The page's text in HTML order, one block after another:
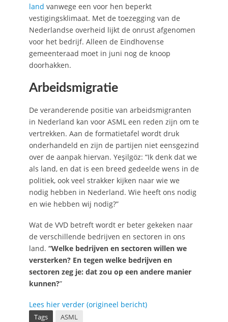
land vanwege een voor hen beperkt
vestigingsklimaat. Met de toezegging van de
Nederlandse overheid lijkt de onrust afgenomen
voor het bedrijf. Alleen de Eindhovense
gemeenteraad moet in juni nog de knoop
doorhakken.
Arbeidsmigratie
De veranderende positie van arbeidsmigranten
in Nederland kan voor ASML een reden zijn om te
vertrekken. Aan de formatietafel wordt druk
onderhandeld en zijn de partijen niet eensgezind
over de aanpak hiervan. Yeşilgöz: “Ik denk dat we
als land, en dat is een breed gedeelde wens in de
politiek, ook veel strakker kijken naar wie we
nodig hebben in Nederland. Wie heeft ons nodig
en wie hebben wij nodig?”
Wat de VVD betreft wordt er beter gekeken naar
de verschillende bedrijven en sectoren in ons
land. “Welke bedrijven en sectoren willen we
versterken? En tegen welke bedrijven en
sectoren zeg je: dat zou op een andere manier
kunnen?”
Lees hier verder (origineel bericht)
Tags ASML